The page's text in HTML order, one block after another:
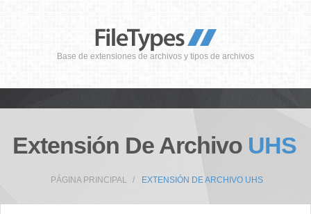
Base de extensiones de archivos y tipos de archivos
Extensión De Archivo UHS
PÁGINA PRINCIPAL EXTENSIÓN DE ARCHIVO UHS